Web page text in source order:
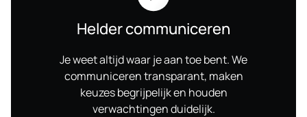
Helder communiceren
Je weet altijd waar je aan toe bent. We
communiceren transparant, maken
keuzes begrijpelijk en houden
verwachtingen duidelijk.